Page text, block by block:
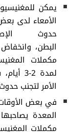
يمكن
الأمعاء لدى
حدوث
البطن،
مكملات
لمدة 2-
الأمر لتجنب
في بعض
المعدة
مكملات